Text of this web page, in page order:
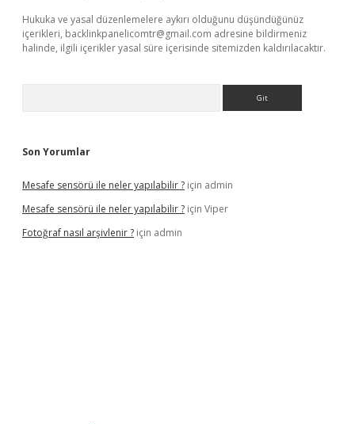
Hukuka ve yasal düzenlemelere aykırı olduğunu düşündüğünüz
içerikleri, backlinkpanelicomtr@gmail.com adresine bildirmeniz
halinde, ilgili içerikler yasal süre içerisinde sitemizden kaldırılacaktır.
Son Yorumlar
Mesafe sensörü ile neler yapılabilir ? için admin
Mesafe sensörü ile neler yapılabilir ? için Viper
Fotoğraf nasıl arşivlenir ? için admin